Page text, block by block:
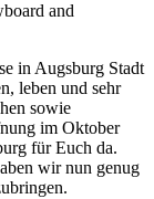
and
in Augsburg Stadt
leben und sehr
sowie
im Oktober
für Euch da.
wir nun genug